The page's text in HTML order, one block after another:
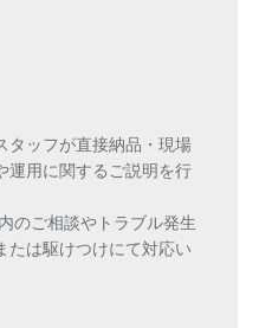
タッフが直接納品・現場
運用に関するご説明を行
のご相談やトラブル発生
たは駆けつけにて対応い